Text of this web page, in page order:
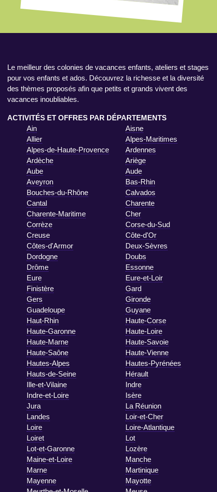
Le meilleur des colonies de vacances enfants, ateliers et stages
pour vos enfants et ados. Découvrez la richesse et la diversité
des thèmes proposés afin que petits et grands vivent des
vacances inoubliables.
ACTIVITÉS ET OFFRES PAR DÉPARTEMENTS
Ain
Aisne
Allier
Alpes-Maritimes
Alpes-de-Haute-Provence
Ardennes
Ardèche
Ariège
Aube
Aude
Aveyron
Bas-Rhin
Bouches-du-Rhône
Calvados
Cantal
Charente
Charente-Maritime
Cher
Corrèze
Corse-du-Sud
Creuse
Côte-d'Or
Côtes-d'Armor
Deux-Sèvres
Dordogne
Doubs
Drôme
Essonne
Eure
Eure-et-Loir
Finistère
Gard
Gers
Gironde
Guadeloupe
Guyane
Haut-Rhin
Haute-Corse
Haute-Garonne
Haute-Loire
Haute-Marne
Haute-Savoie
Haute-Saône
Haute-Vienne
Hautes-Alpes
Hautes-Pyrénées
Hauts-de-Seine
Hérault
Ille-et-Vilaine
Indre
Indre-et-Loire
Isère
Jura
La Réunion
Landes
Loir-et-Cher
Loire
Loire-Atlantique
Loiret
Lot
Lot-et-Garonne
Lozère
Maine-et-Loire
Manche
Marne
Martinique
Mayenne
Mayotte